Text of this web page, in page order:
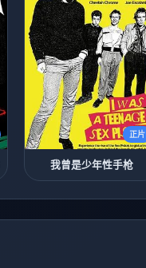
正片
我曾是少年性手枪